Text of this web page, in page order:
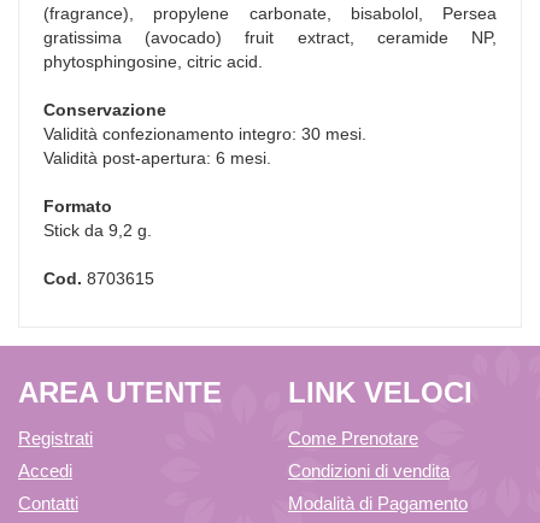
(fragrance), propylene carbonate, bisabolol, Persea
gratissima (avocado) fruit extract, ceramide NP,
phytosphingosine, citric acid.
Conservazione
Validità confezionamento integro: 30 mesi.
Validità post-apertura: 6 mesi.
Formato
Stick da 9,2 g.
Cod. 8703615
AREA UTENTE
Registrati
Accedi
Contatti
LINK VELOCI
Come Prenotare
Condizioni di vendita
Modalità di Pagamento